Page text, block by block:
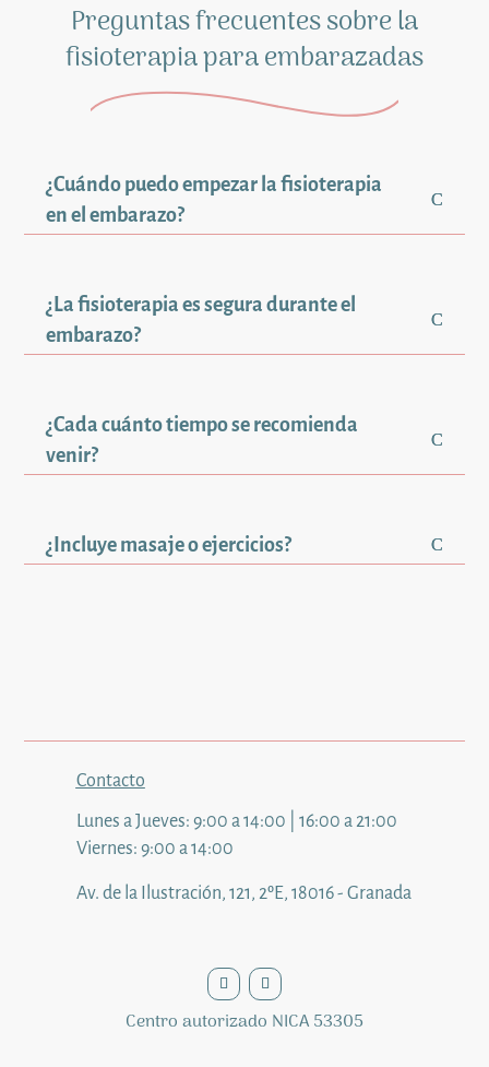
Preguntas frecuentes sobre la
fisioterapia para embarazadas
¿Cuándo puedo empezar la fisioterapia
en el embarazo?
¿La fisioterapia es segura durante el
embarazo?
¿Cada cuánto tiempo se recomienda
venir?
¿Incluye masaje o ejercicios?
Contacto
Lunes a Jueves: 9:00 a 14:00 | 16:00 a 21:00
Viernes: 9:00 a 14:00
Av. de la Ilustración, 121, 2ºE, 18016 - Granada
Centro autorizado NICA 53305